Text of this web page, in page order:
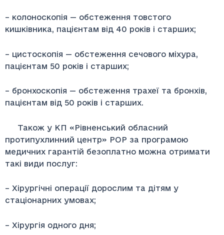
– колоноскопія — обстеження товстого
кишківника, пацієнтам від 40 років і старших;
– цистоскопія — обстеження сечового міхура,
пацієнтам 50 років і старших;
– бронхоскопія — обстеження трахеї та бронхів,
пацієнтам від 50 років і старших.
Також у КП «Рівненський обласний
протипухлинний центр» РОР за програмою
медичних гарантій безоплатно можна отримати
такі види послуг:
– Хірургічні операції дорослим та дітям у
стаціонарних умовах;
– Хірургія одного дня;